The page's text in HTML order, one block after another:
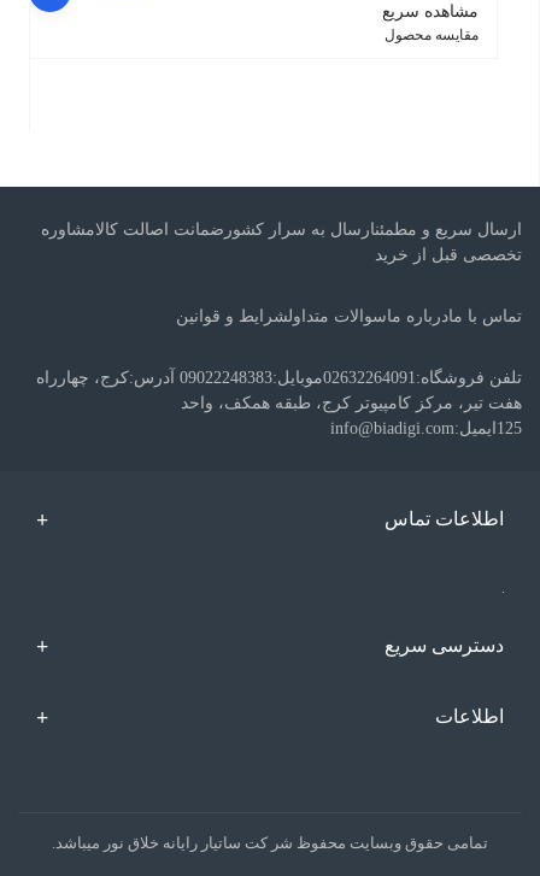
مشاهده سریع
مقایسه محصول
ارسال سریع و مطمئنارسال به سرار کشورضمانت اصالت کالامشاوره
تخصصی قبل از خرید
تماس با مادرباره ماسوالات متداولشرایط و قوانین
تلفن فروشگاه:02632264091موبایل:09022248383 آدرس:کرج، چهارراه
هفت تیر، مرکز کامپیوتر کرج، طبقه همکف، واحد
125ایمیل:info@biadigi.com
اطلاعات تماس
دسترسی سریع
اطلاعات
تمامی حقوق وبسایت محفوظ شر کت ساتیار رایانه خلاق نور میباشد.